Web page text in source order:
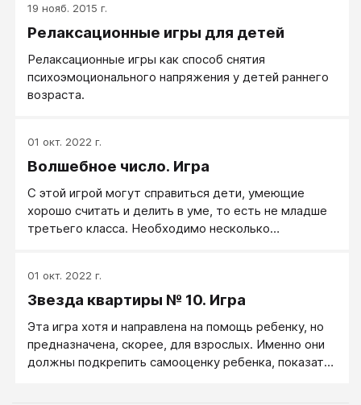
или месяц назад.
19 нояб. 2015 г.
Релаксационные игры для детей
Релаксационные игры как способ снятия
психоэмоционального напряжения у детей раннего
возраста.
01 окт. 2022 г.
Волшебное число. Игра
С этой игрой могут справиться дети, умеющие
хорошо считать и делить в уме, то есть не младше
третьего класса. Необходимо несколько
01 окт. 2022 г.
Звезда квартиры № 10. Игра
Эта игра хотя и направлена на помощь ребенку, но
предназначена, скорее, для взрослых. Именно они
должны подкрепить самооценку ребенка, показать